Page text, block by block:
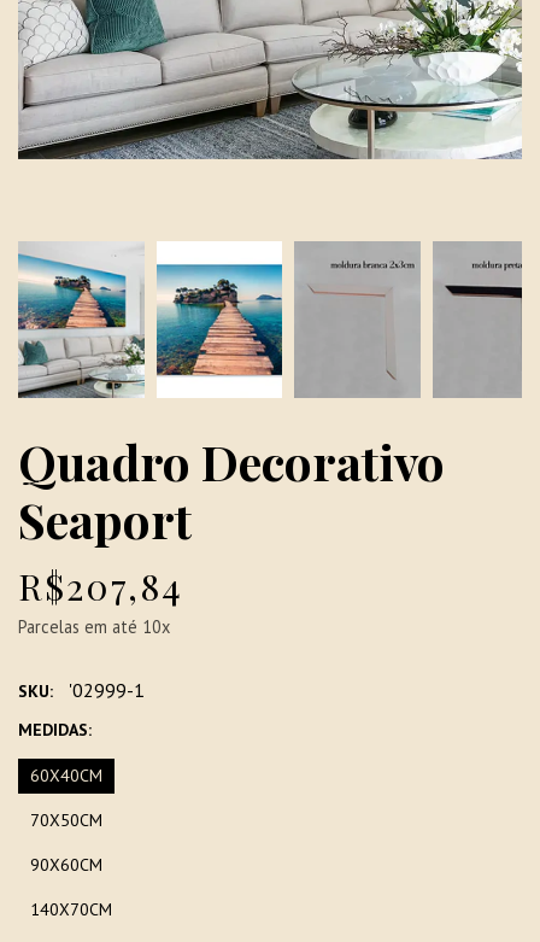
Quadro Decorativo
Seaport
R$207,84
Parcelas em até 10x
SKU: '02999-1
MEDIDAS:
60X40CM
70X50CM
90X60CM
140X70CM